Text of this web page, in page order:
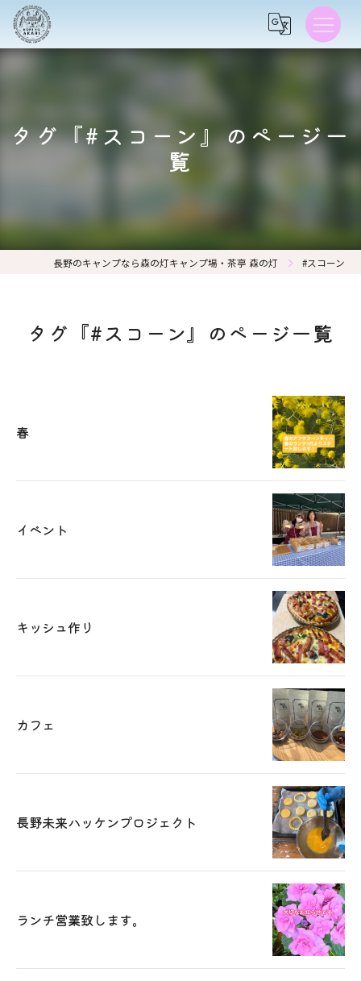
タグ『#スコーン』のページ一
覧
長野のキャンプなら森の灯キャンプ場・茶亭 森の灯 #スコーン
タグ『#スコーン』のページ一覧
春
イベント
キッシュ作り
カフェ
長野未来ハッケンプロジェクト
ランチ営業致します。